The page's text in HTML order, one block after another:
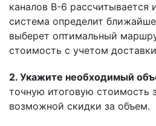
каналов В-6 рассчитывается
система определит
выберет оптимальный
стоимость с учетом
2. Укажите необходимый
точную итоговую стоимость
возможной скидки за объем.